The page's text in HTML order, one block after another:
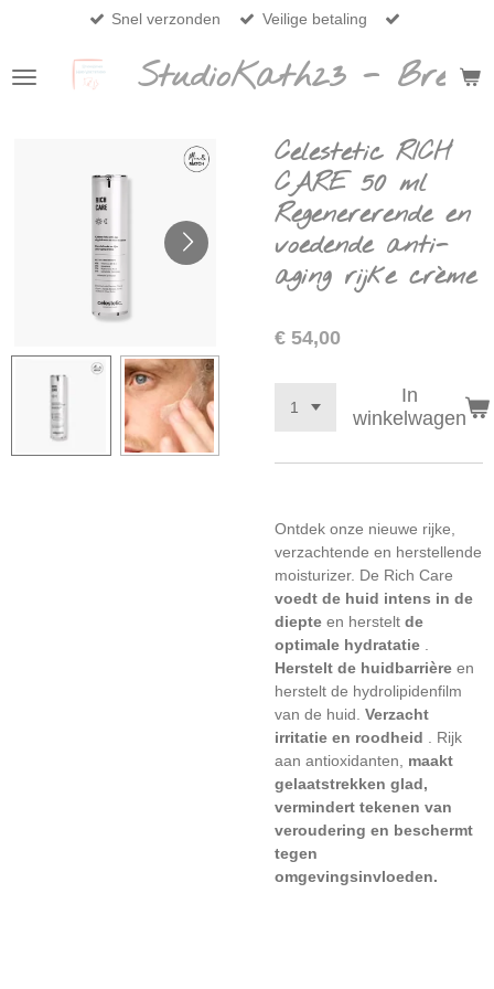
naar
de
StudioKath23 -
Snel verzonden Veilige betaling
Celestetic RICH
CARE 50 ml
Regenererende en
voedende anti-
aging rijke crème
€ 54,00
In
winkelwagen
Ontdek onze nieuwe rijke,
verzachtende en herstellende
moisturizer. De Rich Care
voedt de huid intens in de
diepte en herstelt de
optimale hydratatie
Herstelt de huidbarrière en
herstelt de hydrolipidenfilm
van de huid. Verzacht
irritatie en roodheid . Rijk
aan antioxidanten, maakt
gelaatstrekken glad,
vermindert tekenen van
veroudering en beschermt
tegen
omgevingsinvloeden.